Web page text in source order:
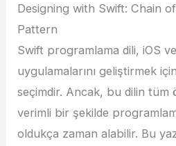
Designing with Swift: Chain
Pattern
Swift programlama dili, iOS
uygulamalarını geliştirmek
seçimdir. Ancak, bu dilin tüm
verimli bir şekilde
oldukça zaman alabilir. Bu